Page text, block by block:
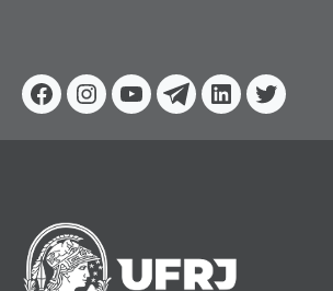
Facebook
Instagram
YoutubeTelegram
Linkedin
Twitter